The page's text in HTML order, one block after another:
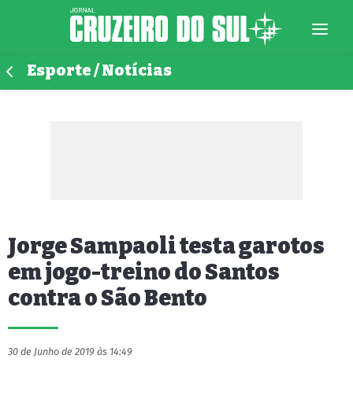
Esporte / Notícias
Jorge Sampaoli testa garotos
em jogo-treino do Santos
contra o São Bento
30 de Junho de 2019 às 14:49